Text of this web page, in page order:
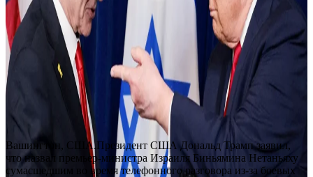
Вашингтон, США.Президент США Дональд Трамп заявил,
что назвал премьер-министра Израиля Биньямина Нетаньяху
сумасшедшим во время телефонного разговора из-за боевых